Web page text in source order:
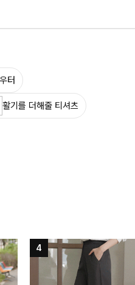
터
활기를 더해줄 티셔츠